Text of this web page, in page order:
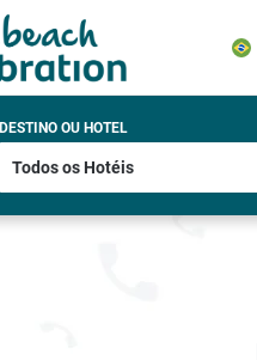
DESTINO OU HOTEL